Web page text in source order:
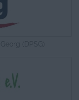
(DPSG)